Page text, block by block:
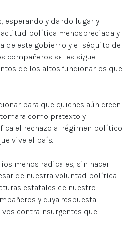
esperando y dando lugar y
actitud política menospreciada y
de este gobierno y el séquito de
compañeros se les sigue
de los altos funcionarios que
para que quienes aún creen
como pretexto y
el rechazo al régimen político
vive el país.
menos radicales, sin hacer
de nuestra voluntad política
estatales de nuestro
y cuya respuesta
contrainsurgentes que